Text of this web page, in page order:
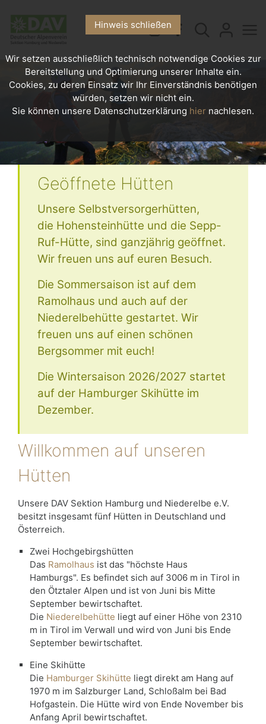
Geöffnete Hütten
Unsere Selbstversorgerhütten,
die Hohensteinhütte und die Sepp-
Ruf-Hütte, sind ganzjährig geöffnet.
Wir freuen uns auf euren Besuch.
Die Sommersaison ist auf dem
Ramolhaus und auch auf der
Niederelbehütte gestartet. Wir
freuen uns auf einen schönen
Bergsommer mit euch!
Die Wintersaison 2026/2027 startet
auf der Hamburger Skihütte im
Dezember.
Willkommen auf unseren
Hütten
Unsere DAV Sektion Hamburg und Niederelbe e.V.
besitzt insgesamt fünf Hütten in Deutschland und
Österreich.
Zwei Hochgebirgshütten
Das Ramolhaus ist das "höchste Haus
Hamburgs". Es befindet sich auf 3006 m in Tirol in
den Ötztaler Alpen und ist von Juni bis Mitte
September bewirtschaftet.
Die Niederelbehütte liegt auf einer Höhe von 2310
m in Tirol im Verwall und wird von Juni bis Ende
September bewirtschaftet.
Eine Skihütte
Die Hamburger Skihütte liegt direkt am Hang auf
1970 m im Salzburger Land, Schloßalm bei Bad
Hofgastein. Die Hütte wird von Ende November bis
Anfang April bewirtschaftet.
Hinweis schließen
Wir setzen ausschließlich technisch notwendige Cookies zur
Bereitstellung und Optimierung unserer Inhalte ein.
Cookies, zu deren Einsatz wir Ihr Einverständnis benötigen
würden, setzen wir nicht ein.
Sie können unsere Datenschutzerklärung hier nachlesen.